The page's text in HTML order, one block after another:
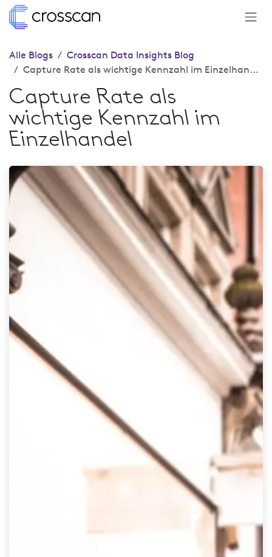
Zum Inhalt springen
Alle Blogs
Crosscan Data Insights Blog
Capture Rate als wichtige Kennzahl im Einzelhandel
Capture Rate als
wichtige Kennzahl im
Einzelhandel